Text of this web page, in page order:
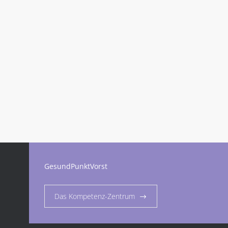
GesundPunktVorst
Das Kompetenz-Zentrum